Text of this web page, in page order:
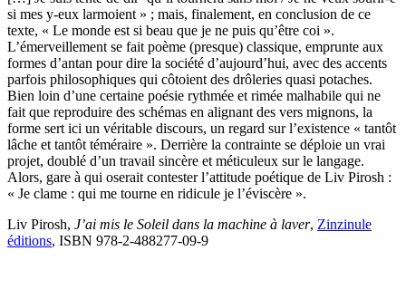
si mes y-eux larmoient » ; mais, finalement, en conclusion de ce
texte, « Le monde est si beau que je ne puis qu’être coi ».
L’émerveillement se fait poème (presque) classique, emprunte aux
formes d’antan pour dire la société d’aujourd’hui, avec des accents
parfois philosophiques qui côtoient des drôleries quasi potaches.
Bien loin d’une certaine poésie rythmée et rimée malhabile qui ne
fait que reproduire des schémas en alignant des vers mignons, la
forme sert ici un véritable discours, un regard sur l’existence « tantôt
lâche et tantôt téméraire ». Derrière la contrainte se déploie un vrai
projet, doublé d’un travail sincère et méticuleux sur le langage.
Alors, gare à qui oserait contester l’attitude poétique de Liv Pirosh :
« Je clame : qui me tourne en ridicule je l’éviscère ».
Liv Pirosh, J’ai mis le Soleil dans la machine à laver, Zinzinule
éditions, ISBN 978-2-488277-09-9